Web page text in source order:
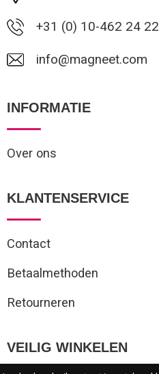
+31 (0) 10-462 24 22
info@magneet.com
INFORMATIE
Over ons
KLANTENSERVICE
Contact
Betaalmethoden
Retourneren
VEILIG WINKELEN